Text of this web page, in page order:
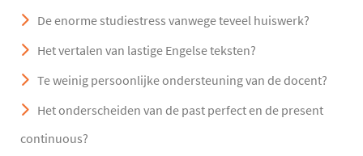
De enorme studiestress vanwege teveel huiswerk?
Het vertalen van lastige Engelse teksten?
Te weinig persoonlijke ondersteuning van de docent?
Het onderscheiden van de past perfect en de present
continuous?